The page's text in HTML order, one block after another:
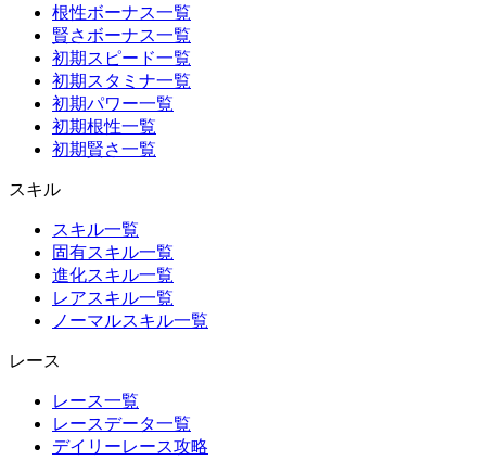
根性ボーナス一覧
賢さボーナス一覧
初期スピード一覧
初期スタミナ一覧
初期パワー一覧
初期根性一覧
初期賢さ一覧
スキル
スキル一覧
固有スキル一覧
進化スキル一覧
レアスキル一覧
ノーマルスキル一覧
レース
レース一覧
レースデータ一覧
デイリーレース攻略